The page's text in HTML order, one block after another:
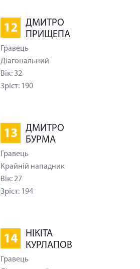
12
ДМИТРО
ПРИЩЕПА
Гравець
Діагональний
Вік: 32
Зріст: 190
13
ДМИТРО
БУРМА
Гравець
Крайній нападник
Вік: 27
Зріст: 194
14
НIКIТА
КУРЛАПОВ
Гравець